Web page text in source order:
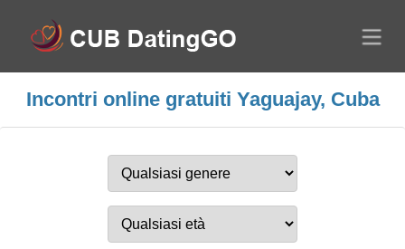
Incontri online gratuiti Yaguajay, Cuba